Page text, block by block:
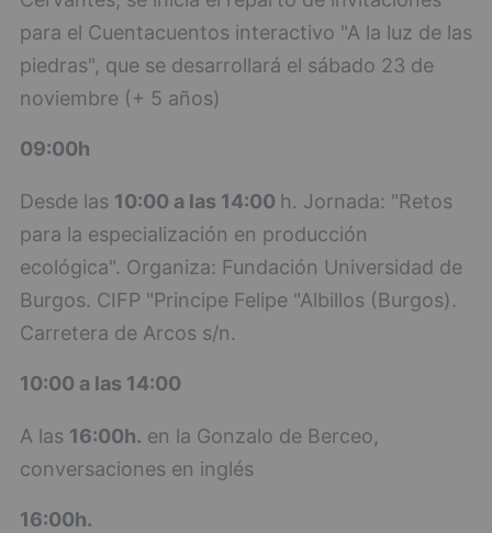
para el Cuentacuentos interactivo "A la luz de las
piedras", que se desarrollará el sábado 23 de
noviembre (+ 5 años)
09:00h
Desde las 10:00 a las 14:00 h. Jornada: "Retos
para la especialización en producción
ecológica". Organiza: Fundación Universidad de
Burgos. CIFP "Principe Felipe "Albillos (Burgos).
Carretera de Arcos s/n.
10:00 a las 14:00
A las 16:00h. en la Gonzalo de Berceo,
conversaciones en inglés
16:00h.